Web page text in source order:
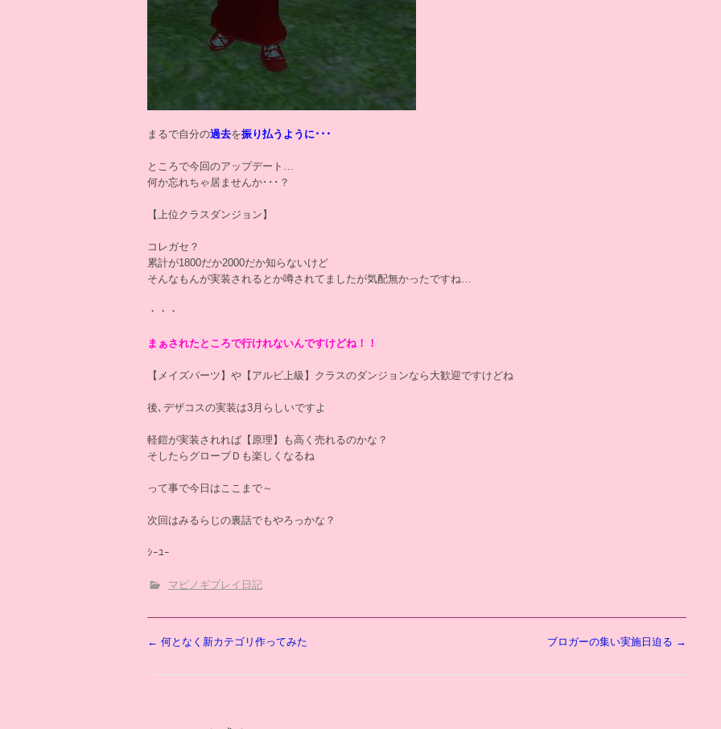
まるで自分の過去を振り払うように･･･
ところで今回のアップデート…
何か忘れちゃ居ませんか･･･？
【上位クラスダンジョン】
コレガセ？
累計が1800だか2000だか知らないけど
そんなもんが実装されるとか噂されてましたが気配無かったですね…
・・・
まぁされたところで行けれないんですけどね！！
【メイズパーツ】や【アルビ上級】クラスのダンジョンなら大歓迎ですけどね
後､デザコスの実装は3月らしいですよ
軽鎧が実装されれば【原理】も高く売れるのかな？
そしたらグローブＤも楽しくなるね
って事で今日はここまで～
次回はみるらじの裏話でもやろっかな？
ｼｰﾕｰ
マビノギプレイ日記
投
ナ
← 何となく新カテゴリ作ってみた ブロガーの集い実施日迫る →